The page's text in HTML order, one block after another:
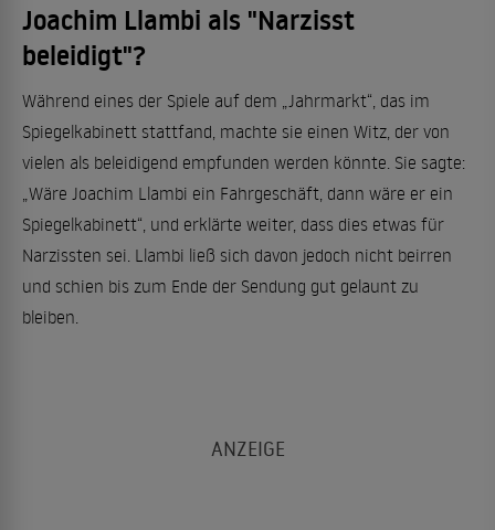
Joachim Llambi als "Narzisst
beleidigt"?
Während eines der Spiele auf dem „Jahrmarkt“, das im
Spiegelkabinett stattfand, machte sie einen Witz, der von
vielen als beleidigend empfunden werden könnte. Sie sagte:
„Wäre Joachim Llambi ein Fahrgeschäft, dann wäre er ein
Spiegelkabinett“, und erklärte weiter, dass dies etwas für
Narzissten sei. Llambi ließ sich davon jedoch nicht beirren
und schien bis zum Ende der Sendung gut gelaunt zu
bleiben.